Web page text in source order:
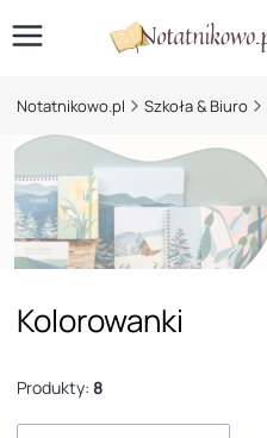
Notatnikowo.pl Szkoła & Biuro
Kolorowanki
Produkty: 8